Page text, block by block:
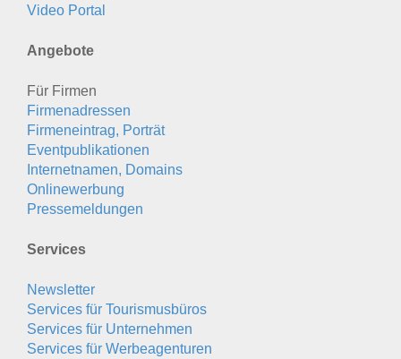
Video Portal
Angebote
Für Firmen
Firmenadressen
Firmeneintrag, Porträt
Eventpublikationen
Internetnamen, Domains
Onlinewerbung
Pressemeldungen
Services
Newsletter
Services für Tourismusbüros
Services für Unternehmen
Services für Werbeagenturen